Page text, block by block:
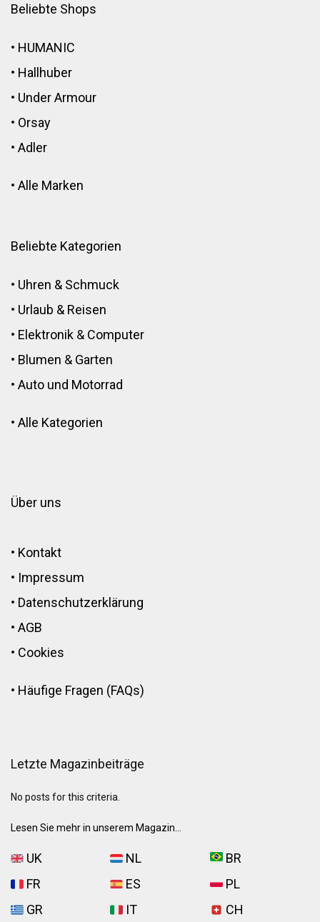
Beliebte Shops
• HUMANIC
• Hallhuber
• Under Armour
• Orsay
• Adler
• Alle Marken
Beliebte Kategorien
• Uhren & Schmuck
• Urlaub & Reisen
• Elektronik & Computer
• Blumen & Garten
• Auto und Motorrad
• Alle Kategorien
Über uns
• Kontakt
• Impressum
• Datenschutzerklärung
• AGB
• Cookies
• Häufige Fragen (FAQs)
Letzte Magazinbeiträge
No posts for this criteria.
Lesen Sie mehr in unserem Magazin...
UK
FR
GR
NL
ES
IT
BR
PL
CH